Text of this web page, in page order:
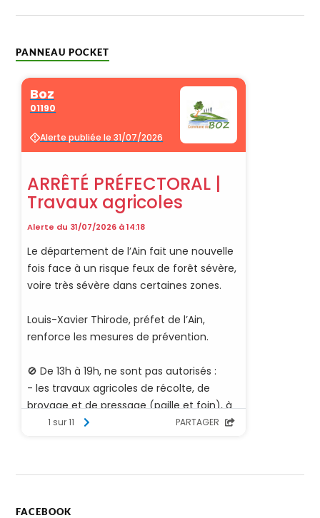
PANNEAU POCKET
FACEBOOK